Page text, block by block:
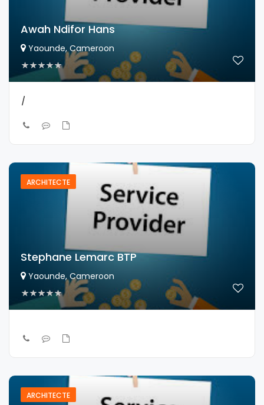
Awah Ndifor Hans
Yaounde, Cameroon
/
ARCHITECTE
Stephane Lemarc BTP
Yaounde, Cameroon
ARCHITECTE